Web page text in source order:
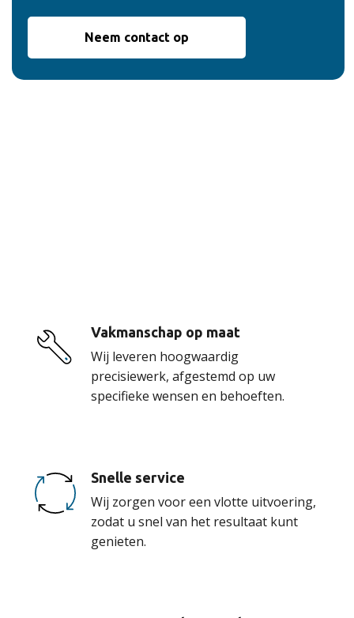
Neem contact op
Vakmanschap op maat
Wij leveren hoogwaardig
precisiewerk, afgestemd op uw
specifieke wensen en behoeften.
Snelle service
Wij zorgen voor een vlotte uitvoering,
zodat u snel van het resultaat kunt
genieten.